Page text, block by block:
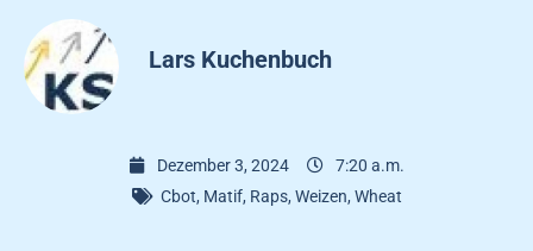
Lars Kuchenbuch
Dezember 3, 2024
7:20 a.m.
Cbot, Matif, Raps, Weizen, Wheat